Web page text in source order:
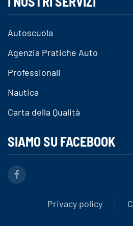
Autoscuola
Agenzia Pratiche Auto
Professionali
Nautica
Carta della Qualità
SIAMO SU FACEBOOK
Privacy policy